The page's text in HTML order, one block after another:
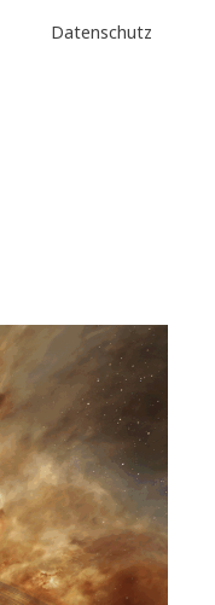
Datenschutz